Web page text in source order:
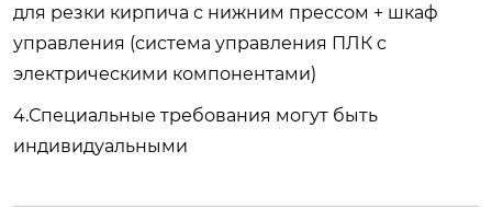
для резки кирпича с нижним прессом + шкаф
управления (система управления ПЛК с
электрическими компонентами)
4.Специальные требования могут быть
индивидуальными